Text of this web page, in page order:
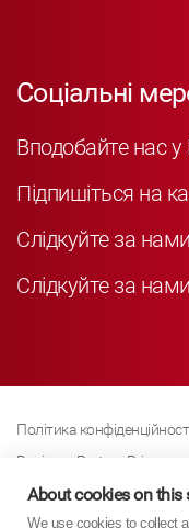
Соціальні
Вподобайте нас у
Підпишіться на
Слідкуйте за
Слідкуйте за
Політика
Business Partner Privacy
Політика щодо файлів
Сучасна політика
About cookies on this
We use cookies to collect